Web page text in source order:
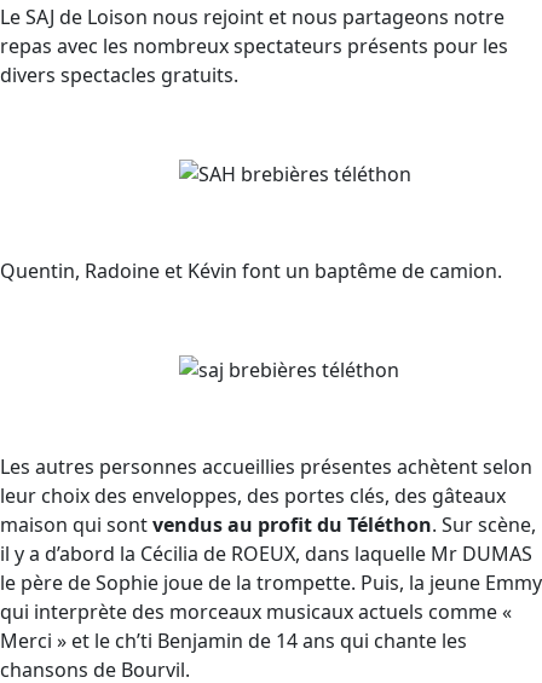
Le SAJ de Loison nous rejoint et nous partageons notre
repas avec les nombreux spectateurs présents pour les
divers spectacles gratuits.
Quentin, Radoine et Kévin font un baptême de camion.
Les autres personnes accueillies présentes achètent selon
leur choix des enveloppes, des portes clés, des gâteaux
maison qui sontvendus au profit du Téléthon. Sur scène,
il y a d’abord la Cécilia de ROEUX, dans laquelle Mr DUMAS
le père de Sophie joue de la trompette. Puis, la jeune Emmy
qui interprète des morceaux musicaux actuels comme «
Merci » et le ch’ti Benjamin de 14 ans qui chante les
chansons de Bourvil.